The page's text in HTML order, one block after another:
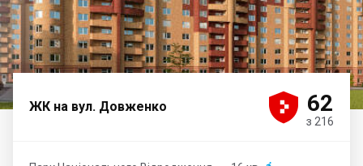
ЖК на вул. Довженко 



 62
з 216